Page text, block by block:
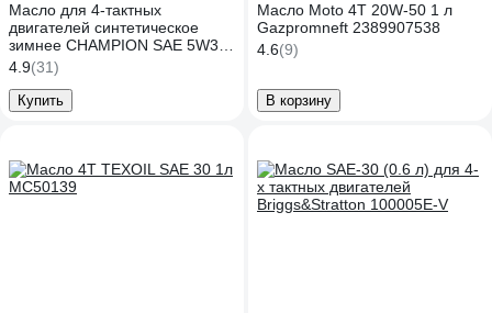
Масло для 4-тактных
двигателей синтетическое
зимнее CHAMPION SAE 5W30
API SL/CF 0.6л 952855
4.9(31)
Купить
Масло Moto 4T 20W-50 1 л
Gazpromneft 2389907538
4.6(9)
В корзину